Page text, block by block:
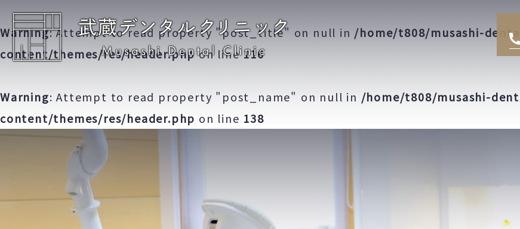
Warning: Attempt to read property "post_title" on null in /home/t808/musashi-
content/themes/res/header.phpon line116
Warning: Attempt to read property "post_name" on null in /home/t808/musashi-
content/themes/res/header.php on line 138
クリニック紹介 院長・スタッフ紹介